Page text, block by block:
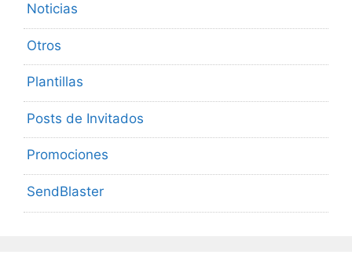
Noticias
Otros
Plantillas
Posts de Invitados
Promociones
SendBlaster